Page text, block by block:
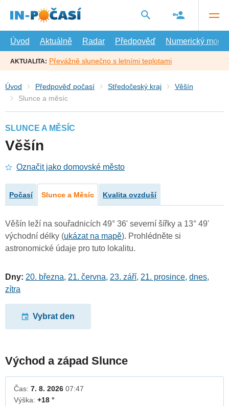
hlavní
Úvod
Aktuálně Radar Předpověď Numerický model
AKTUALITA: Převážně slunečno s letními teplotami
Úvod Předpověď počasí Středočeský kraj
Věšín
Slunce a měsíc
SLUNCE A MĚSÍC
Věšín
Označit jako domovské město
Počasí Slunce a Měsíc Kvalita ovzduší
Věšín leží na souřadnicích 49° 36' severní šířky a 13° 49'
východní délky (ukázat na mapě). Prohlédněte si
astronomické údaje pro tuto lokalitu.
Dny: 20. března, 21. června, 23. září, 21. prosince, dnes,
zítra
Vybrat den
Východ a západ Slunce
Čas: 7. 8. 2026 07:47
Výška: +18 °